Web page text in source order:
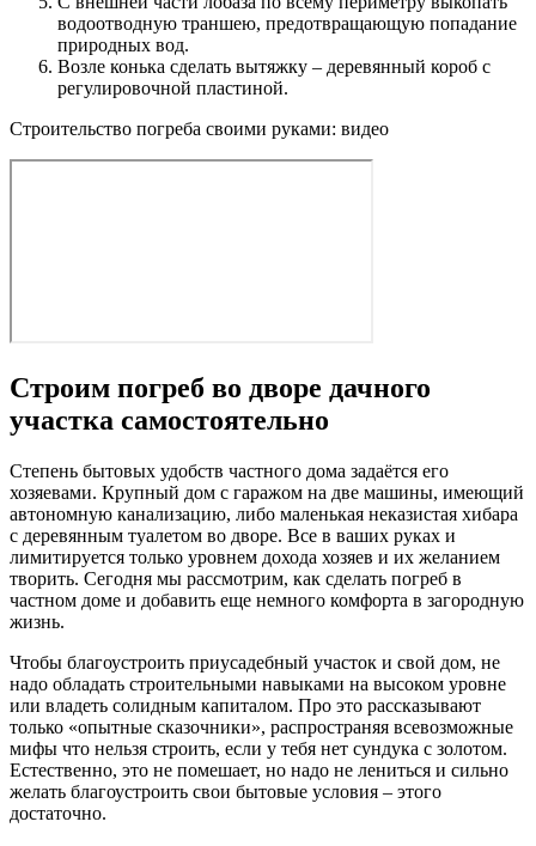
водоотводную траншею, предотвращающую попадание
природных вод.
Возле конька сделать вытяжку – деревянный короб с
регулировочной пластиной.
Строительство погреба своими руками: видео
Строим погреб во дворе дачного
участка самостоятельно
Степень бытовых удобств частного дома задаётся его
хозяевами. Крупный дом с гаражом на две машины, имеющий
автономную канализацию, либо маленькая неказистая хибара
с деревянным туалетом во дворе. Все в ваших руках и
лимитируется только уровнем дохода хозяев и их желанием
творить. Сегодня мы рассмотрим, как сделать погреб в
частном доме и добавить еще немного комфорта в загородную
жизнь.
Чтобы благоустроить приусадебный участок и свой дом, не
надо обладать строительными навыками на высоком уровне
или владеть солидным капиталом. Про это рассказывают
только «опытные сказочники», распространяя всевозможные
мифы что нельзя строить, если у тебя нет сундука с золотом.
Естественно, это не помешает, но надо не лениться и сильно
желать благоустроить свои бытовые условия – этого
достаточно.